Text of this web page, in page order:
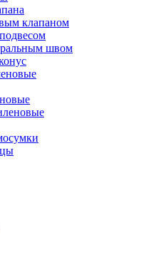
клапаном
швом